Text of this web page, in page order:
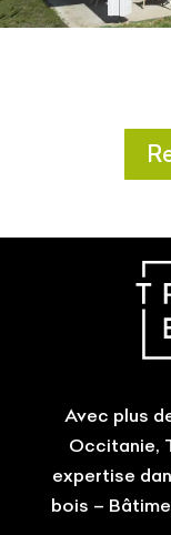
Avec plus
Occitanie,
expertise
bois –